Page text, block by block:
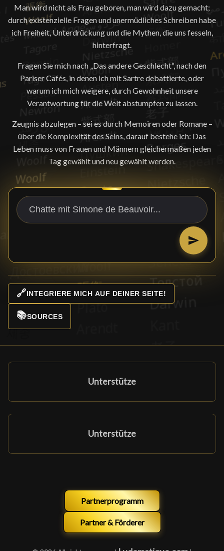
Man wird nicht als Frau geboren, man wird dazu gemacht;
durch existenzielle Fragen und unermüdliches Schreiben habe
ich Freiheit, Unterdrückung und die Mythen, die uns fesseln,
hinterfragt.
Fragen Sie mich nach „Das andere Geschlecht“, nach den
Pariser Cafés, in denen ich mit Sartre debattierte, oder
warum ich mich weigere, durch Gewohnheit unsere
Verantwortung für die Welt abstumpfen zu lassen.
Zeugnis abzulegen – sei es durch Memoiren oder Romane –
über die Komplexität des Seins, darauf bestehe ich: Das
Leben muss von Frauen und Männern gleichermaßen jeden
Tag gewählt und neu gewählt werden.
🔗INTEGRIERE MICH AUF DEINER SEITE!
📚SOURCES
Unterstütze
Unterstütze
Partnerprogramm
Partner & Förderer